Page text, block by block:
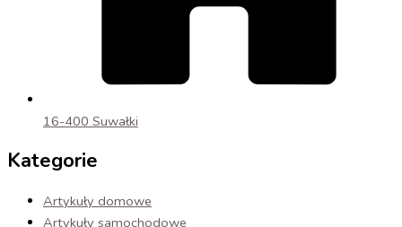
16-400 Suwałki
Kategorie
Artykuły domowe
Artykuły samochodowe